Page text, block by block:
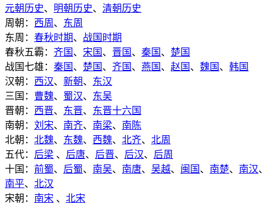
元朝历史、 明朝历史、 清朝历史
周朝： 西周 、 东周
东周： 春秋时期、 战国时期
春秋五霸： 齐国 、 宋国 、 晋国 、 秦国 、 楚国
战国七雄： 秦国 、 楚国 、 齐国 、 燕国 、 赵国 、 魏国 、 韩国
汉朝： 西汉、 新朝、 东汉
三国： 曹魏、 蜀汉、 东吴
晋朝： 西晋、 东晋、 东晋十六国
南朝： 刘宋、 南齐、 南梁、 南陈
北朝： 北魏、 东魏、 西魏、 北齐、 北周
五代： 后梁 、 后唐、 后晋、 后汉、 后周
十国： 前蜀、 后蜀、 南吴、 南唐、 吴越、 闽国 、 南楚、 南汉、
南平、 北汉
宋朝： 南宋 、 北宋